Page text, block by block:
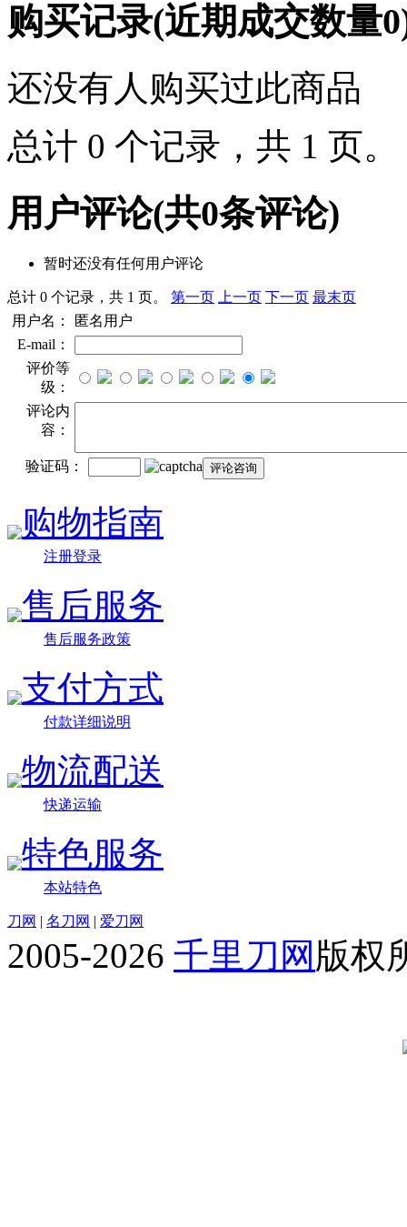
购买记录(近期成交数量0
还没有人购买过此商品
总计 0 个记录，共 1 页。
用户评论(共0条评论)
暂时还没有任何用户评论
总计 0 个记录，共 1 页。 第一页 上一页 下一页 最末页
用户名：
匿名用户
E-mail：
评价等
级：
评论内
容：
验证码：
购物指南
注册登录
售后服务
售后服务政策
支付方式
付款详细说明
物流配送
快递运输
特色服务
本站特色
刀网 | 名刀网 | 爱刀网
2005-2026 千里刀网 版权